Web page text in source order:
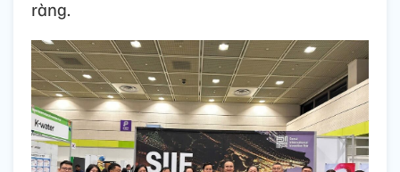
ràng.